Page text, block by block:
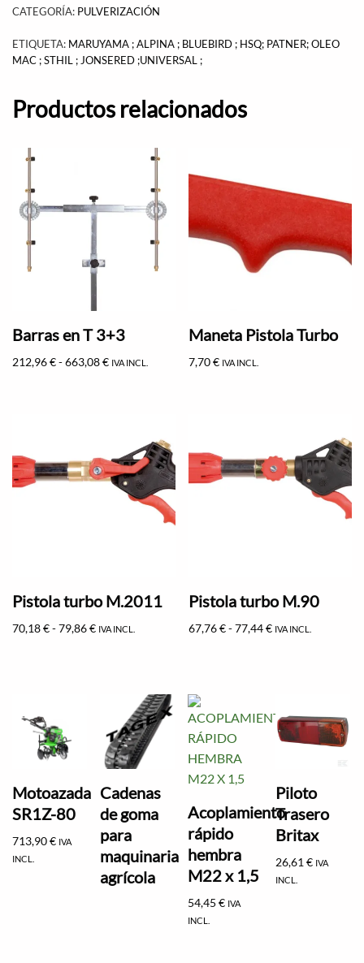
CATEGORÍA: PULVERIZACIÓN
ETIQUETA: MARUYAMA ; ALPINA ; BLUEBIRD ; HSQ; PATNER; OLEO
MAC ; STHIL ; JONSERED ;UNIVERSAL ;
Productos relacionados
Barras en T 3+3
212,96€-663,08€ IVA INCL.
Maneta Pistola Turbo
7,70€ IVA INCL.
Pistola turbo M.2011
70,18€-79,86€ IVA INCL.
Pistola turbo M.90
67,76€-77,44€ IVA INCL.
Motoazada
SR1Z-80
713,90€ IVA
INCL.
Cadenas
de goma
para
maquinaria
agrícola
Acoplamiento
rápido
hembra
M22 x 1,5
54,45€ IVA
INCL.
Piloto
Trasero
Britax
26,61€ IVA
INCL.